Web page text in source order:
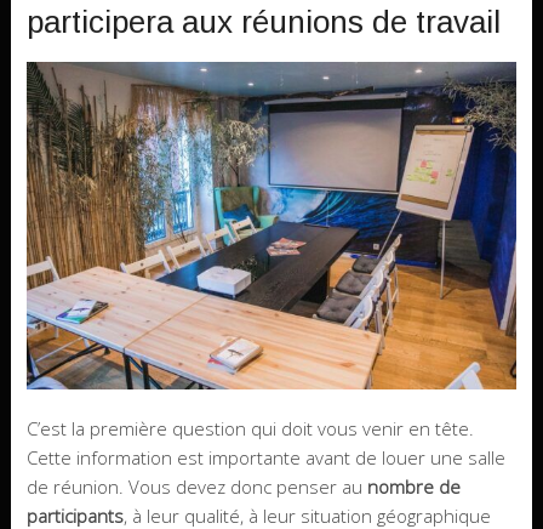
participera aux réunions de travail
C’est la première question qui doit vous venir en tête.
Cette information est importante avant de louer une salle
de réunion. Vous devez donc penser au nombre de
participants, à leur qualité, à leur situation géographique